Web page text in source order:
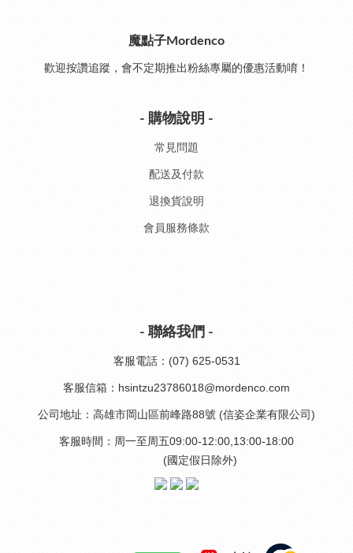
魔點子Mordenco
歡迎按讚追蹤，會不定期推出粉絲專屬的優惠活動唷！
- 購物說明 -
常見問題
配送及付款
退換貨說明
會員服務條款
- 聯絡我們 -
客服電話：(07) 625-0531
客服信箱：hsintzu23786018@mordenco.com
公司地址：高雄市岡山區前峰路88號 (信姿企業有限公司)
客服時間：周一至周五09:00-12:00,13:00-18:00
(國定假日除外)